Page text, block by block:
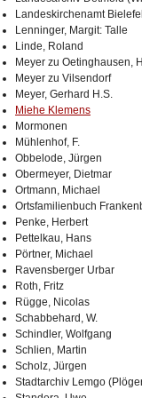
Landeskirchenamt
Lenninger, Margit: Talle
Linde, Roland
Meyer zu Oetinghausen,
Meyer zu Vilsendorf
Meyer, Gerhard H.S.
Miehe Klemens
Mormonen
Mühlenhof, F.
Obbelode, Jürgen
Obermeyer, Dietmar
Ortmann, Michael
Ortsfamilienbuch
Penke, Herbert
Pettelkau, Hans
Pörtner, Michael
Ravensberger Urbar
Roth, Fritz
Rügge, Nicolas
Schabbehard, W.
Schindler, Wolfgang
Schlien, Martin
Scholz, Jürgen
Stadtarchiv Lemgo